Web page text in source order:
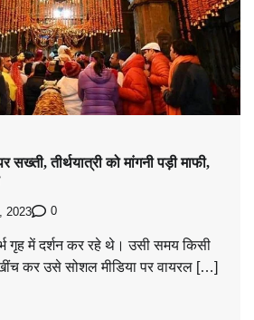
सख्ती, तीर्थयात्री को मांगनी पड़ी माफी,
2023 0
गृह में दर्शन कर रहे थे। उसी समय किसी
कर उसे सोशल मीडिया पर वायरल […]